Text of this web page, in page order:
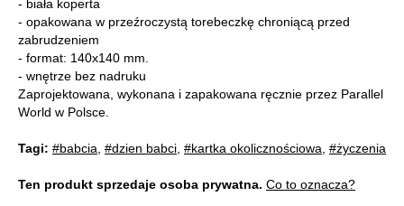
- biała koperta
- opakowana w przeźroczystą torebeczkę chroniącą przed
zabrudzeniem
- format: 140x140 mm.
- wnętrze bez nadruku
Zaprojektowana, wykonana i zapakowana ręcznie przez Parallel
World w Polsce.
Tagi: #babcia, #dzien babci, #kartka okolicznościowa, #życzenia
Ten produkt sprzedaje osoba prywatna. Co to oznacza?